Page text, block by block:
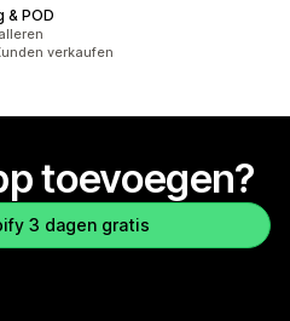
& POD
verkaufen
toevoegen?
3 dagen gratis